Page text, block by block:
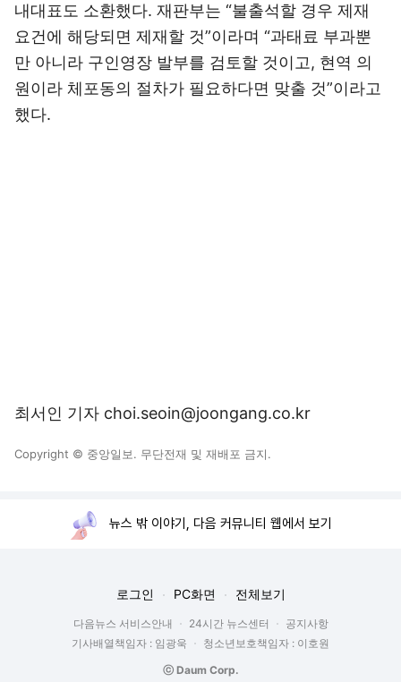
내대표도 소환했다. 재판부는 “불출석할 경우 제재
요건에 해당되면 제재할 것”이라며 “과태료 부과뿐
만 아니라 구인영장 발부를 검토할 것이고, 현역 의
원이라 체포동의 절차가 필요하다면 맞출 것”이라고
했다.
최서인 기자 choi.seoin@joongang.co.kr
Copyright © 중앙일보. 무단전재 및 재배포 금지.
뉴스 밖 이야기, 다음 커뮤니티 웹에서 보기
로그인 PC화면 전체보기
다음뉴스 서비스안내 24시간 뉴스센터
공지사항
기사배열책임자 : 임광욱
청소년보호책임자 : 이호원
ⓒ Daum Corp.